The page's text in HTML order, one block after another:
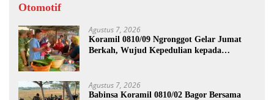
Otomotif
Agustus 7, 2026
Koramil 0810/09 Ngronggot Gelar Jumat
Berkah, Wujud Kepedulian kepada
Agustus 7, 2026
Babinsa Koramil 0810/02 Bagor Bersama